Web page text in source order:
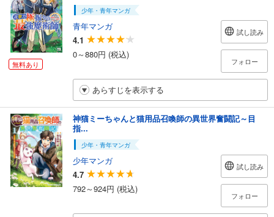
無料あり
少年・青年マンガ
青年マンガ
4.1
0～880円 (税込)
試し読み
フォロー
あらすじを表示する
神猫ミーちゃんと猫用品召喚師の異世界奮闘記～目
指...
少年・青年マンガ
少年マンガ
4.7
792～924円 (税込)
試し読み
フォロー